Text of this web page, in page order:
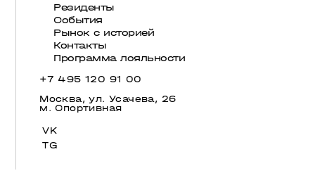
Резиденты
События
Рынок с историей
Контакты
Программа лояльности
+7 495 120 91 00
Москва, ул. Усачева, 26
м. Спортивная
VK
TG